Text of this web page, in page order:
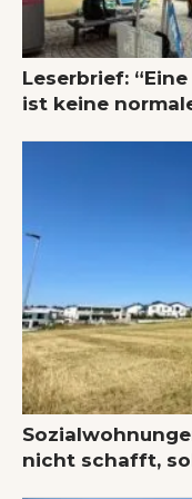
Leserbrief:
ist keine
nicht schafft,